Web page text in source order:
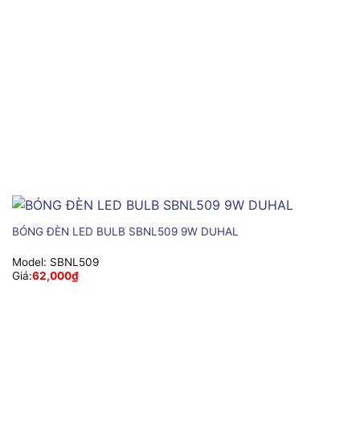
BÓNG ĐÈN LED BULB SBNL509 9W DUHAL
Model: SBNL509
Giá:62,000₫